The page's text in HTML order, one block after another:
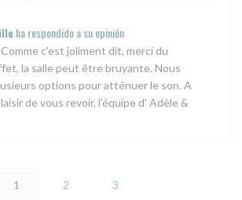
ha respondido a su opinión
c'est joliment dit, merci du
la salle peut être bruyante. Nous
options pour atténuer le son. A
de vous revoir, l'équipe d' Adèle &
1 2 3